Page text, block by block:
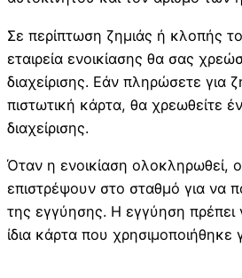
Σε περίπτωση ζημιάς ή κλοπής
εταιρεία ενοικίασης θα σας
διαχείρισης. Εάν πληρώσετε για
πιστωτική κάρτα, θα χρεωθείτε
διαχείρισης.
Όταν η ενοικίαση ολοκληρωθεί,
επιστρέψουν στο σταθμό για να
της εγγύησης. Η εγγύηση πρέπει
ίδια κάρτα που χρησιμοποιήθηκε